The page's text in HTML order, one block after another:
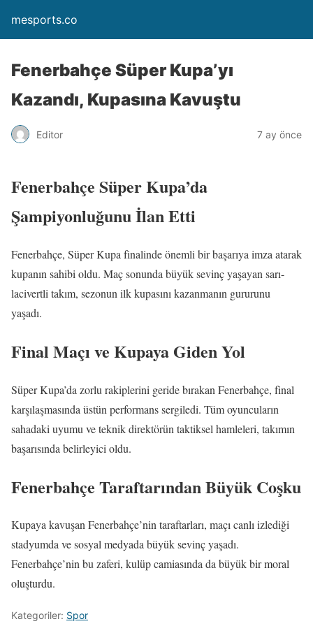
mesports.co
Fenerbahçe Süper Kupa’yı
Kazandı, Kupasına Kavuştu
Editor 7 ay önce
Fenerbahçe Süper Kupa’da
Şampiyonluğunu İlan Etti
Fenerbahçe, Süper Kupa finalinde önemli bir başarıya imza atarak
kupanın sahibi oldu. Maç sonunda büyük sevinç yaşayan sarı-
lacivertli takım, sezonun ilk kupasını kazanmanın gururunu
yaşadı.
Final Maçı ve Kupaya Giden Yol
Süper Kupa’da zorlu rakiplerini geride bırakan Fenerbahçe, final
karşılaşmasında üstün performans sergiledi. Tüm oyuncuların
sahadaki uyumu ve teknik direktörün taktiksel hamleleri, takımın
başarısında belirleyici oldu.
Fenerbahçe Taraftarından Büyük Coşku
Kupaya kavuşan Fenerbahçe’nin taraftarları, maçı canlı izlediği
stadyumda ve sosyal medyada büyük sevinç yaşadı.
Fenerbahçe’nin bu zaferi, kulüp camiasında da büyük bir moral
oluşturdu.
Kategoriler: Spor